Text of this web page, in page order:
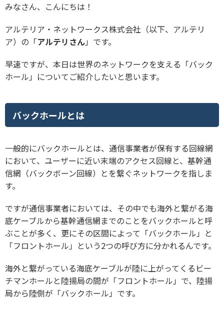
みなさん、こんにちは！
アルテリア・ネットワークス株式会社（以下、アルテリ
ア）の「アルテリさん」です。
早速ですが、本日は世界のネットワークを支える「バック
ホール」についてご紹介したいと思います。
バックホールとは
一般的にバックホールとは、通信事業者が保有する回線網
において、ユーザーに近い末端のアクセス回線と、基幹通
信網（バックボーン回線）とを繋ぐネットワークを指しま
す。
ですが通信事業者においては、その中でも海外と繋がる海
底ケーブルから基幹通信網までのことをバックホールと呼
ぶことが多く、更にその区間によって「バックホール」と
「フロントホール」という2つの呼び方に分かれるんです。
海外と繋がっている海底ケーブルが陸に上がってくるビー
チマンホールと陸揚局の間が「フロントホール」で、陸揚
局から陸側が「バックホール」です。